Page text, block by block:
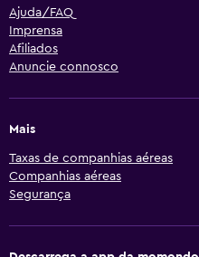
Ajuda/FAQ
Imprensa
Afiliados
Anuncie connosco
Mais
Taxas de companhias aéreas
Companhias aéreas
Segurança